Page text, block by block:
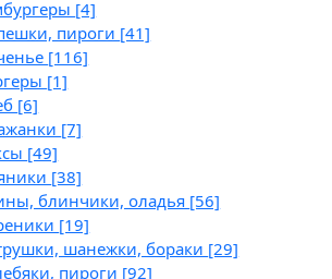
[4]
пироги [41]
[116]
[1]
[6]
[7]
[49]
[38]
блинчики, оладья [56]
[19]
шанежки, бораки [29]
пироги [92]